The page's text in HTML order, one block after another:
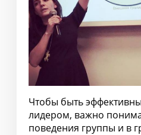
Чтобы быть
лидером, важно
поведения группы и в